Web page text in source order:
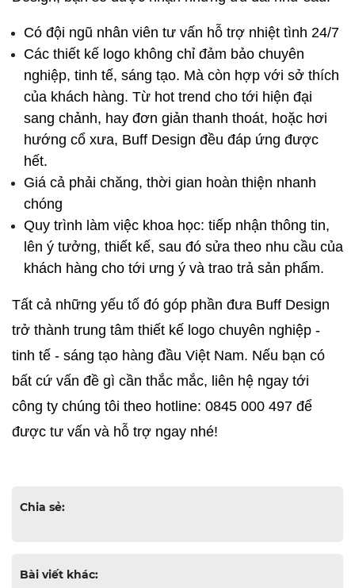
Có đội ngũ nhân viên tư vấn hỗ trợ nhiệt tình 24/7
Các thiết kế logo không chỉ đảm bảo chuyên
nghiệp, tinh tế, sáng tạo. Mà còn hợp với sở thích
của khách hàng. Từ hot trend cho tới hiện đại
sang chảnh, hay đơn giản thanh thoát, hoặc hơi
hướng cổ xưa, Buff Design đều đáp ứng được
hết.
Giá cả phải chăng, thời gian hoàn thiện nhanh
chóng
Quy trình làm việc khoa học: tiếp nhận thông tin,
lên ý tưởng, thiết kế, sau đó sửa theo nhu cầu của
khách hàng cho tới ưng ý và trao trả sản phẩm.
Tất cả những yếu tố đó góp phần đưa Buff Design
trở thành trung tâm thiết kế logo chuyên nghiệp -
tinh tế - sáng tạo hàng đầu Việt Nam. Nếu bạn có
bất cứ vấn đề gì cần thắc mắc, liên hệ ngay tới
công ty chúng tôi theo hotline: 0845 000 497 để
được tư vấn và hỗ trợ ngay nhé!
Chia sẻ:
Bài viết khác: